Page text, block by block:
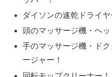
ダイソンの速乾ドライヤ
頭のマッサージ機・ヘッ
手のマッサージ機・ド
ージャー！